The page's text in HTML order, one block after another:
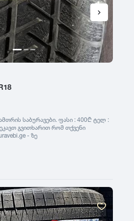
საბურავები. ფასი : 400₾ ტელ :
გვითხარით რომ თქვენი
- ზე